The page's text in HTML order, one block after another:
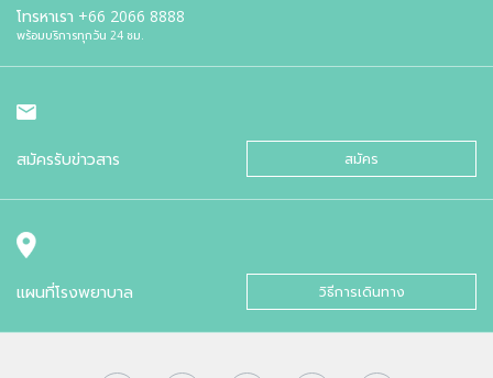
โทรหาเรา +66 2066 8888
พร้อมบริการทุกวัน 24 ชม.
สมัครรับข่าวสาร สมัคร
แผนที่โรงพยาบาล วิธีการเดินทาง